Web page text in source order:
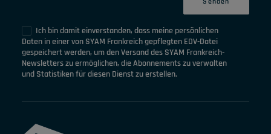
Ich bin damit einverstanden, dass meine persönlichen
Daten in einer von SYAM Frankreich gepflegten EDV-Datei
gespeichert werden, um den Versand des SYAM Frankreich-
Newsletters zu ermöglichen, die Abonnements zu verwalten
und Statistiken für diesen Dienst zu erstellen.